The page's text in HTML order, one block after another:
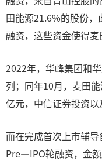
田能源21.6%的股份
融资，这些资金使得麦
2022年，华峰集团和
列；同年10月，麦田
亿元，中信证券投资以
而在完成首次上市辅
Pre—IPO轮融资，金